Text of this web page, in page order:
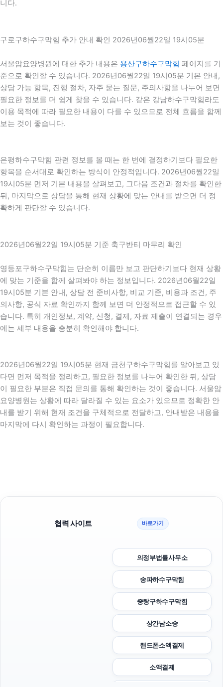
니다.
구로구하수구막힘 추가 안내 확인 2026년06월22일 19시05분
서울암요양병원에 대한 추가 내용은 용산구하수구막힘 페이지를 기
준으로 확인할 수 있습니다. 2026년06월22일 19시05분 기본 안내,
상담 가능 항목, 진행 절차, 자주 묻는 질문, 주의사항을 나누어 보면
필요한 정보를 더 쉽게 찾을 수 있습니다. 같은 강남하수구막힘라도
이용 목적에 따라 필요한 내용이 다를 수 있으므로 전체 흐름을 함께
보는 것이 좋습니다.
은평하수구막힘 관련 정보를 볼 때는 한 번에 결정하기보다 필요한
항목을 순서대로 확인하는 방식이 안정적입니다. 2026년06월22일
19시05분 먼저 기본 내용을 살펴보고, 그다음 조건과 절차를 확인한
뒤, 마지막으로 상담을 통해 현재 상황에 맞는 안내를 받으면 더 정
확하게 판단할 수 있습니다.
2026년06월22일 19시05분 기준 축구반티 마무리 확인
영등포구하수구막힘는 단순히 이름만 보고 판단하기보다 현재 상황
에 맞는 기준을 함께 살펴봐야 하는 정보입니다. 2026년06월22일
19시05분 기본 안내, 상담 전 준비사항, 비교 기준, 비용과 조건, 주
의사항, 공식 자료 확인까지 함께 보면 더 안정적으로 접근할 수 있
습니다. 특히 개인정보, 계약, 신청, 결제, 자료 제출이 연결되는 경우
에는 세부 내용을 충분히 확인해야 합니다.
2026년06월22일 19시05분 현재 금천구하수구막힘를 알아보고 있
다면 먼저 목적을 정리하고, 필요한 정보를 나누어 확인한 뒤, 상담
이 필요한 부분은 직접 문의를 통해 확인하는 것이 좋습니다. 서울암
요양병원는 상황에 따라 달라질 수 있는 요소가 있으므로 정확한 안
내를 받기 위해 현재 조건을 구체적으로 전달하고, 안내받은 내용을
마지막에 다시 확인하는 과정이 필요합니다.
협력 사이트 바로가기
의정부법률사무소
송파하수구막힘
중랑구하수구막힘
상간남소송
핸드폰소액결제
소액결제